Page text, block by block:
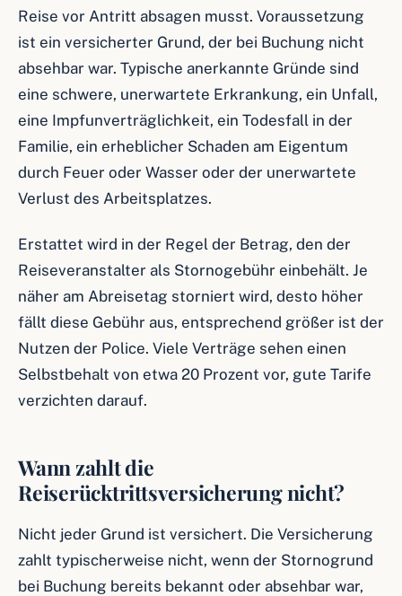
Reise vor Antritt absagen musst. Voraussetzung
ist ein versicherter Grund, der bei Buchung nicht
absehbar war. Typische anerkannte Gründe sind
eine schwere, unerwartete Erkrankung, ein Unfall,
eine Impfunverträglichkeit, ein Todesfall in der
Familie, ein erheblicher Schaden am Eigentum
durch Feuer oder Wasser oder der unerwartete
Verlust des Arbeitsplatzes.
Erstattet wird in der Regel der Betrag, den der
Reiseveranstalter als Stornogebühr einbehält. Je
näher am Abreisetag storniert wird, desto höher
fällt diese Gebühr aus, entsprechend größer ist der
Nutzen der Police. Viele Verträge sehen einen
Selbstbehalt von etwa 20 Prozent vor, gute Tarife
verzichten darauf.
Wann zahlt die
Reiserücktrittsversicherung nicht?
Nicht jeder Grund ist versichert. Die Versicherung
zahlt typischerweise nicht, wenn der Stornogrund
bei Buchung bereits bekannt oder absehbar war,